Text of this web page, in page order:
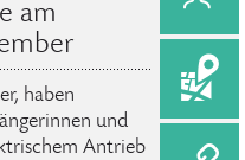
am
haben
und
Antrieb